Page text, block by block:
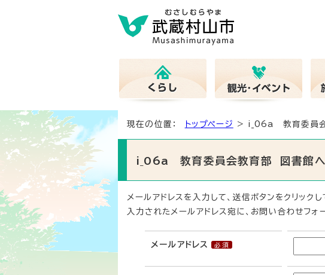
現在の位置： トップページ > i_06a 教育委員会
i_06a 教育委員会教育部 図書館へ
メールアドレスを入力して、送信ボタンをクリックし
入力されたメールアドレス宛に、お問い合わせフ
メールアドレス